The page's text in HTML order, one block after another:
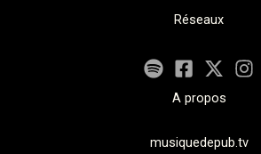
Réseaux
A propos
musiquedepub.tv